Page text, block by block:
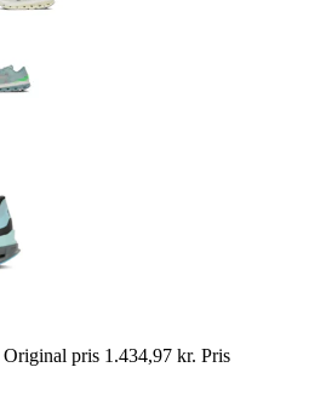
Original pris 1.434,97 kr. Pris